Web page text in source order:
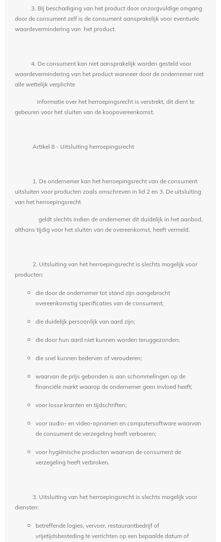
3. Bij beschadiging van het product door onzorgvuldige omgang
door de consument zelf is de consument aansprakelijk voor eventuele
waardevermindering van het product.
4. De consument kan niet aansprakelijk worden gesteld voor
waardevermindering van het product wanneer door de ondernemer niet
alle wettelijk verplichte
informatie over het herroepingsrecht is verstrekt, dit dient te
gebeuren voor het sluiten van de koopovereenkomst.
Artikel 8 - Uitsluiting herroepingsrecht
1. De ondernemer kan het herroepingsrecht van de consument
uitsluiten voor producten zoals omschreven in lid 2 en 3. De uitsluiting
van het herroepingsrecht
geldt slechts indien de ondernemer dit duidelijk in het aanbod,
althans tijdig voor het sluiten van de overeenkomst, heeft vermeld.
2. Uitsluiting van het herroepingsrecht is slechts mogelijk voor
producten:
die door de ondernemer tot stand zijn aangebracht
overeenkomstig specificaties van de consument;
die duidelijk persoonlijk van aard zijn;
die door hun aard niet kunnen worden teruggezonden;
die snel kunnen bederven of verouderen;
waarvan de prijs gebonden is aan schommelingen op de
financiële markt waarop de ondernemer geen invloed heeft;
voor losse kranten en tijdschriften;
voor audio- en video-opnamen en computersoftware waarvan
de consument de verzegeling heeft verboeren;
voor hygiënische producten waarvan de consument de
verzegeling heeft verbroken.
3. Uitsluiting van het herroepingsrecht is slechts mogelijk voor
diensten:
betreffende logies, vervoer, restaurantbedrijf of
vrijetijdsbesteding te verrichten op een bepaalde datum of